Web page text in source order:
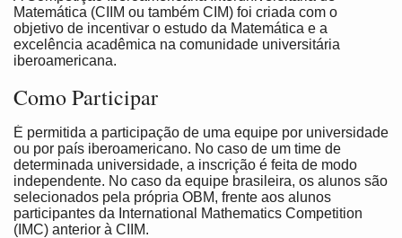
Matemática (CIIM ou também CIM) foi criada com o
objetivo de incentivar o estudo da Matemática e a
excelência acadêmica na comunidade universitária
iberoamericana.
Como Participar
É permitida a participação de uma equipe por universidade
ou por país iberoamericano. No caso de um time de
determinada universidade, a inscrição é feita de modo
independente. No caso da equipe brasileira, os alunos são
selecionados pela própria OBM, frente aos alunos
participantes da International Mathematics Competition
(IMC) anterior à CIIM.